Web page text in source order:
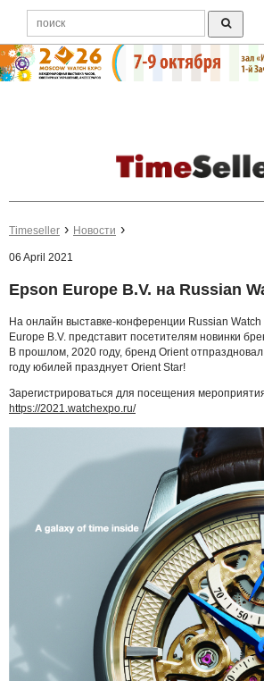
Timeseller Новости
06 April 2021
Epson Europe B.V. на Russian
На онлайн выставке-конференции Russian
Europe B.V. представит посетителям новинки
В прошлом, 2020 году, бренд Orient
году юбилей празднует Orient Star!
Зарегистрироваться для посещения
https://2021.watchexpo.ru/